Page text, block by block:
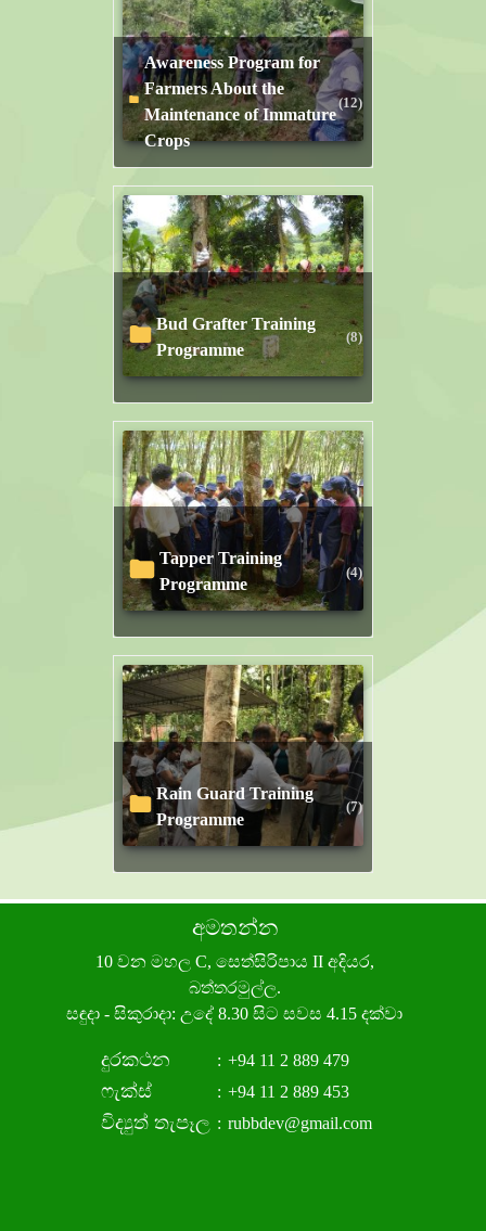
Awareness Program for
Farmers About the
Maintenance of Immature
Crops
(12)
Bud Grafter Training
Programme
(8)
Tapper Training
Programme
(4)
Rain Guard Training
Programme
(7)
අමතන්න
10 වන මහල C, සෙත්සිරිපාය II අදියර,
බත්තරමුල්ල.
සඳුදා - සිකුරාදා: උදේ 8.30 සිට සවස 4.15 දක්වා
දුරකථන : +94 11 2 889 479
ෆැක්ස් : +94 11 2 889 453
විද්‍යුත් තැපෑල : rubbdev@gmail.com